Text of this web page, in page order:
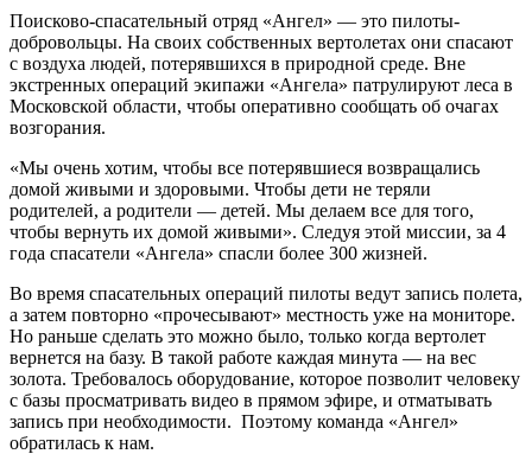
Поисково-спасательный отряд «Ангел» — это пилоты-
добровольцы. На своих собственных вертолетах они спасают
с воздуха людей, потерявшихся в природной среде. Вне
экстренных операций экипажи «Ангела» патрулируют леса в
Московской области, чтобы оперативно сообщать об очагах
возгорания.
«Мы очень хотим, чтобы все потерявшиеся возвращались
домой живыми и здоровыми. Чтобы дети не теряли
родителей, а родители — детей. Мы делаем все для того,
чтобы вернуть их домой живыми». Следуя этой миссии, за 4
года спасатели «Ангела» спасли более 300 жизней.
Во время спасательных операций пилоты ведут запись полета,
а затем повторно «прочесывают» местность уже на мониторе.
Но раньше сделать это можно было, только когда вертолет
вернется на базу. В такой работе каждая минута — на вес
золота. Требовалось оборудование, которое позволит человеку
с базы просматривать видео в прямом эфире, и отматывать
запись при необходимости. Поэтому команда «Ангел»
обратилась к нам.